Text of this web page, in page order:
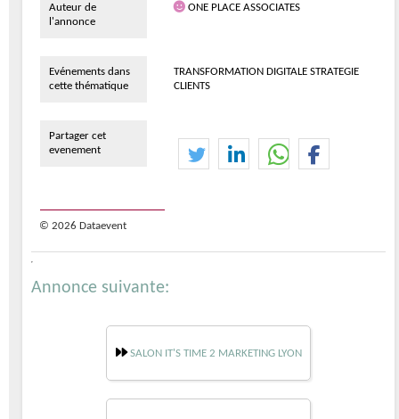
Auteur de
l'annonce
ONE PLACE ASSOCIATES
Evénements dans
cette thématique
TRANSFORMATION DIGITALE STRATEGIE
CLIENTS
Partager cet
evenement
© 2026 Dataevent
Annonce suivante:
SALON IT'S TIME 2 MARKETING LYON